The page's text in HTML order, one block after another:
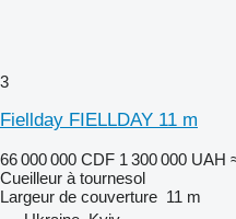
3
Fiellday FIELLDAY 11 m
66 000 000 CDF 1 300 000 UAH
Cueilleur à tournesol
Largeur de couverture 11 m